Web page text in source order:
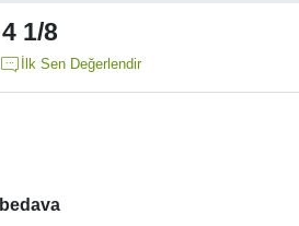
1/8
İlk Sen Değerlendir